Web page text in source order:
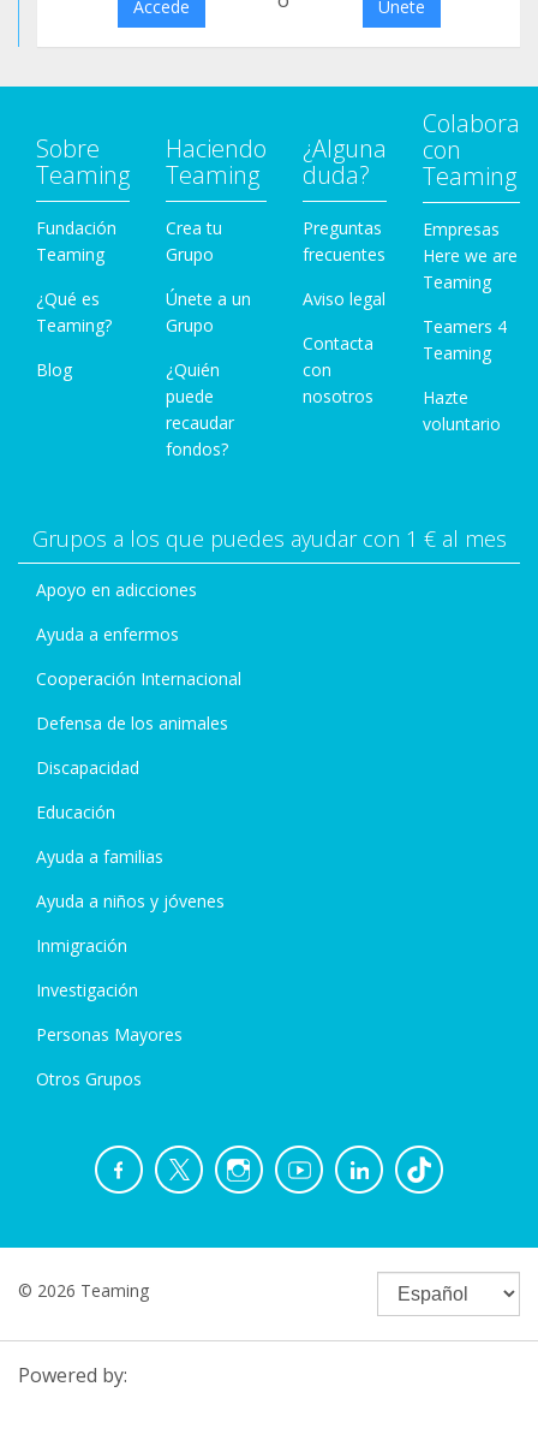
Accede Únete
Sobre
Teaming
Fundación
Teaming
¿Qué es
Teaming?
Blog
Haciendo
Teaming
Crea tu
Grupo
Únete a un
Grupo
¿Quién
puede
recaudar
fondos?
¿Alguna
duda?
Preguntas
frecuentes
Aviso legal
Contacta
con
nosotros
Colabora
con
Teaming
Empresas
Here we are
Teaming
Teamers 4
Teaming
Hazte
voluntario
Grupos a los que puedes ayudar con 1 € al mes
Apoyo en adicciones
Ayuda a enfermos
Cooperación Internacional
Defensa de los animales
Discapacidad
Educación
Ayuda a familias
Ayuda a niños y jóvenes
Inmigración
Investigación
Personas Mayores
Otros Grupos
© 2026 Teaming
Powered by: